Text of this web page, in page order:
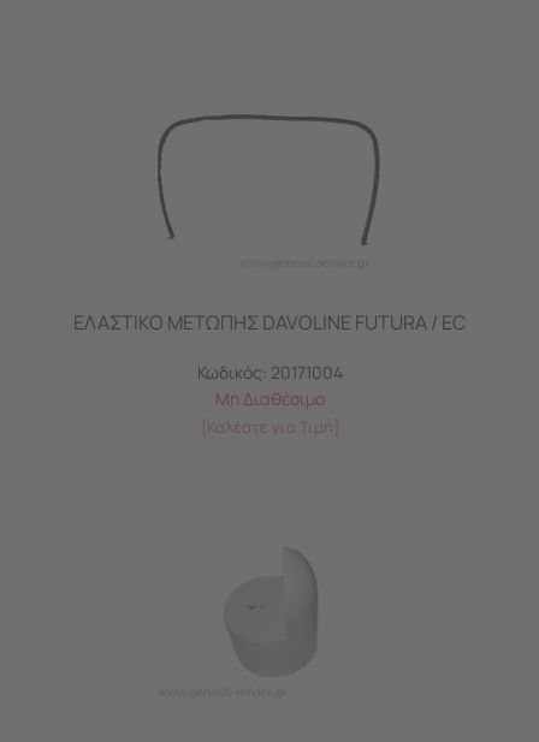
ΕΛΑΣΤΙΚΟ ΜΕΤΩΠΗΣ DAVOLINE FUTURA / EC
Κωδικός: 20171004
Μη Διαθέσιμο
[Καλέστε για Τιμή]